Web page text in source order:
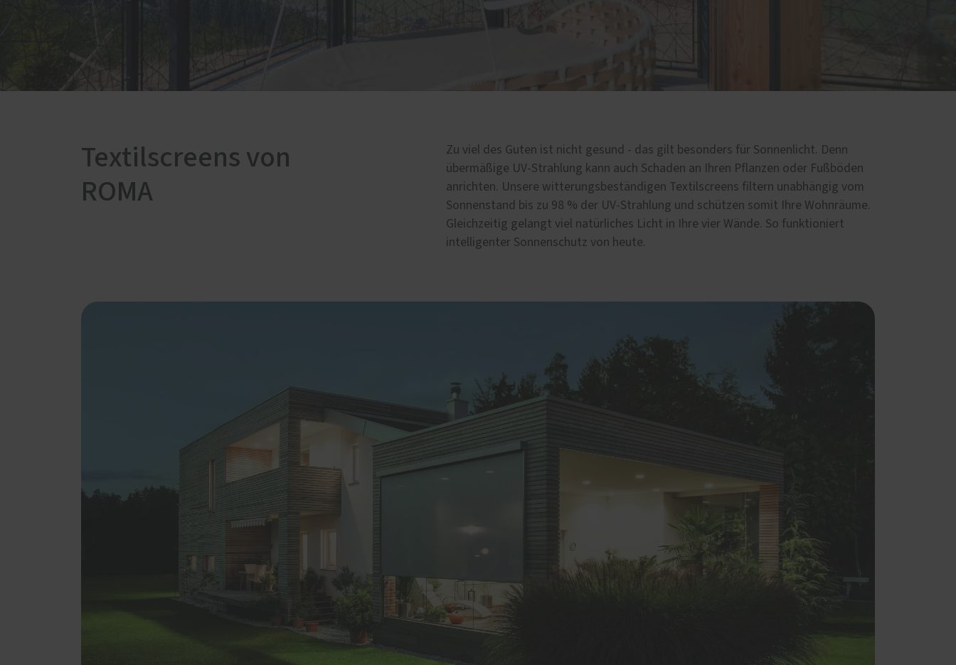
Textilscreens von
ROMA
Zu viel des Guten ist nicht gesund - das gilt besonders für Sonnenlicht. Denn
übermäßige UV-Strahlung kann auch Schaden an Ihren Pflanzen oder Fußböden
anrichten. Unsere witterungsbeständigen Textilscreens filtern unabhängig vom
Sonnenstand bis zu 98 % der UV-Strahlung und schützen somit Ihre Wohnräume.
Gleichzeitig gelangt viel natürliches Licht in Ihre vier Wände. So funktioniert
intelligenter Sonnenschutz von heute.